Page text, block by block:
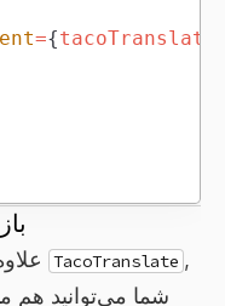
={
TacoTranslate ,
شما می‌توانید هم